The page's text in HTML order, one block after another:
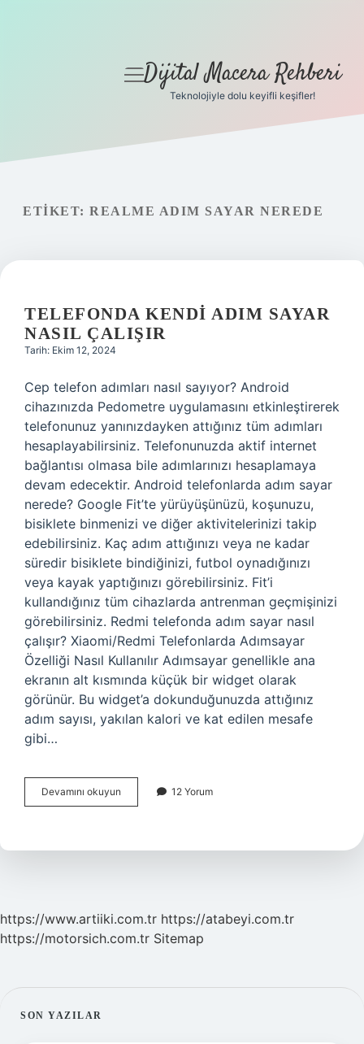
Gizlilik Politikası
menüyü
Dijital Macera Rehberi
Teknolojiyle dolu keyifli keşifler!
ETIKET: REALME ADIM SAYAR NEREDE
TELEFONDA KENDI ADIM SAYAR
NASIL ÇALIŞIR
Tarih: Ekim 12, 2024
Cep telefon adımları nasıl sayıyor? Android
cihazınızda Pedometre uygulamasını etkinleştirerek
telefonunuz yanınızdayken attığınız tüm adımları
hesaplayabilirsiniz. Telefonunuzda aktif internet
bağlantısı olmasa bile adımlarınızı hesaplamaya
devam edecektir. Android telefonlarda adım sayar
nerede? Google Fit’te yürüyüşünüzü, koşunuzu,
bisiklete binmenizi ve diğer aktivitelerinizi takip
edebilirsiniz. Kaç adım attığınızı veya ne kadar
süredir bisiklete bindiğinizi, futbol oynadığınızı
veya kayak yaptığınızı görebilirsiniz. Fit’i
kullandığınız tüm cihazlarda antrenman geçmişinizi
görebilirsiniz. Redmi telefonda adım sayar nasıl
çalışır? Xiaomi/Redmi Telefonlarda Adımsayar
Özelliği Nasıl Kullanılır Adımsayar genellikle ana
ekranın alt kısmında küçük bir widget olarak
görünür. Bu widget’a dokunduğunuzda attığınız
adım sayısı, yakılan kalori ve kat edilen mesafe
gibi…
Devamını okuyun Telefonda
Kendi
Nasıl
12 Yorum
https://www.artiiki.com.tr https://atabeyi.com.tr
https://motorsich.com.tr Sitemap
SIDEBAR
SON YAZILAR